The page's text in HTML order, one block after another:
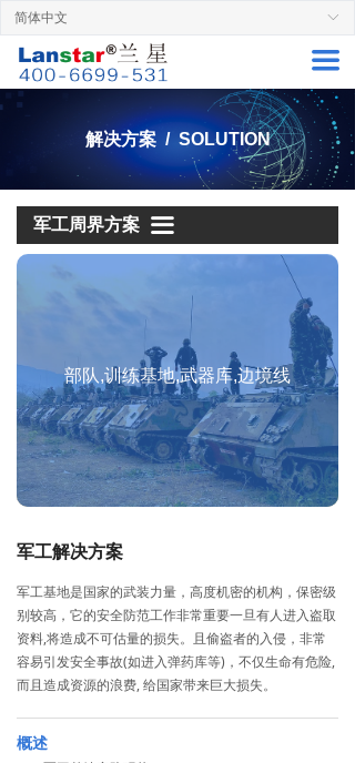
끀
首页
周界产品
服务支持
成功案例
关于兰星
ꀅ
简体中文
军工解决方案
军工基地是国家的武装力量，高度机密的机构，保密级
别较高，它的安全防范工作非常重要一旦有人进入盗取
资料,将造成不可估量的损失。且偷盗者的入侵，非常
容易引发安全事故(如进入弹药库等)，不仅生命有危险,
而且造成资源的浪费, 给国家带来巨大损失。
概述
解决方案 / SOLUTION
军工周界方案 끀
周界安防解决方案
楼宇社区周界方案
智能园区周界方案
能源周界方案
金融周界方案
交通周界方案
畜牧农林周界方案
司法周界方案
部队,训练基地,武器库,边境线